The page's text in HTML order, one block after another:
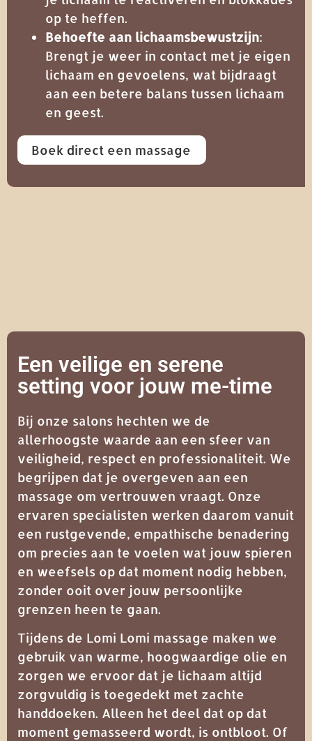
op te heffen.
Behoefte aan lichaamsbewustzijn:
Brengt je weer in contact met je eigen
lichaam en gevoelens, wat bijdraagt
aan een betere balans tussen lichaam
en geest.
Boek direct een massage
Een veilige en serene
setting voor jouw me-time
Bij onze salons hechten we de
allerhoogste waarde aan een sfeer van
veiligheid, respect en professionaliteit. We
begrijpen dat je overgeven aan een
massage om vertrouwen vraagt. Onze
ervaren specialisten werken daarom vanuit
een rustgevende, empathische benadering
om precies aan te voelen wat jouw spieren
en weefsels op dat moment nodig hebben,
zonder ooit over jouw persoonlijke
grenzen heen te gaan.
Tijdens de Lomi Lomi massage maken we
gebruik van warme, hoogwaardige olie en
zorgen we ervoor dat je lichaam altijd
zorgvuldig is toegedekt met zachte
handdoeken. Alleen het deel dat op dat
moment gemasseerd wordt, is ontbloot. Of